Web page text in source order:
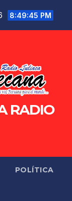
8:49:46 PM
RADIO
POLÍTICA